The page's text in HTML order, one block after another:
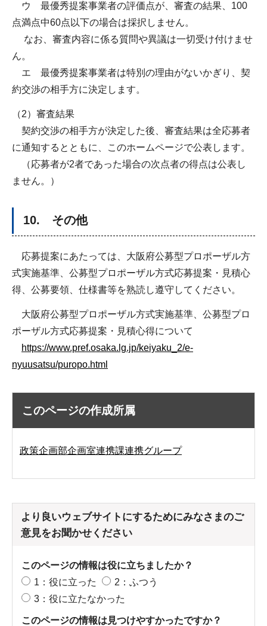
ウ 最優秀提案事業者の評価点が、審査の結果、100
点満点中60点以下の場合は採択しません。
なお、審査内容に係る質問や異議は一切受け付けませ
ん。
エ 最優秀提案事業者は特別の理由がないかぎり、契
約交渉の相手方に決定します。
（2）審査結果
契約交渉の相手方が決定した後、審査結果は全応募者
に通知するとともに、このホームページで公表します。
（応募者が2者であった場合の次点者の得点は公表し
ません。）
10. その他
応募提案にあたっては、大阪府公募型プロポーザル方
式実施基準、公募型プロポーザル方式応募提案・見積心
得、公募要領、仕様書等を熟読し遵守してください。
大阪府公募型プロポーザル方式実施基準、公募型プロ
ポーザル方式応募提案・見積心得について
https://www.pref.osaka.lg.jp/keiyaku_2/e-
nyuusatsu/puropo.html
このページの作成所属
政策企画部企画室連携課連携グループ
より良いウェブサイトにするためにみなさまのご
意見をお聞かせください
このページの情報は役に立ちましたか？
1：役に立った
2：ふつう
3：役に立たなかった
このページの情報は見つけやすかったですか？